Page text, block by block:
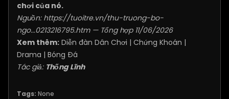
chơi của nó.
Nguồn: https://tuoitre.vn/thu-truong-bo-
ngo...0213216795.htm— Tổng hợp 11/06/2026
Xem thêm: Diễn đàn Dân Chơi | Chứng Khoán |
Drama | Bóng Đá
Tác giả: Thống Lĩnh
Tags: None